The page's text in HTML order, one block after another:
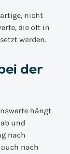
nicht
die oft in
werden.
der
hängt
und
nach
nach